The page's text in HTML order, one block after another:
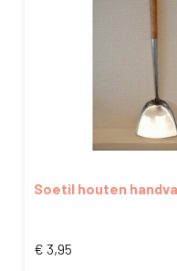
Soetil houten
€ 3,95